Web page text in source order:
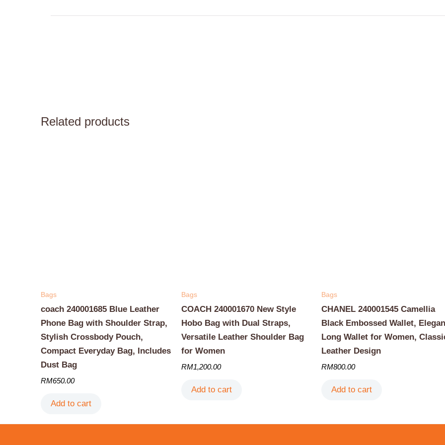
Related products
Bags
coach 240001685 Blue Leather
Phone Bag with Shoulder Strap,
Stylish Crossbody Pouch,
Compact Everyday Bag, Includes
Dust Bag
RM650.00
Add to cart
Bags
COACH 240001670 New Style
Hobo Bag with Dual Straps,
Versatile Leather Shoulder Bag
for Women
RM1,200.00
Add to cart
Bags
CHANEL 240001545 Camellia
Black Embossed Wallet,
Long Wallet for Women,
Leather Design
RM800.00
Add to cart